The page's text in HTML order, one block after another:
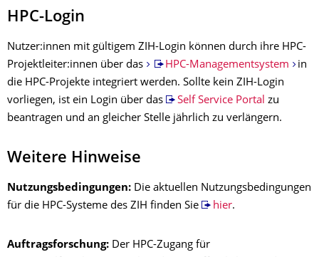
HPC-Login
Nutzer:innen mit gültigem ZIH-Login können durch ihre HPC-
Projektleiter:innen über das
HPC-Managementsystem
in
die HPC-Projekte integriert werden. Sollte kein ZIH-Login
vorliegen, ist ein Login über das
Self Service Portal zu
beantragen und an gleicher Stelle jährlich zu verlängern.
Weitere Hinweise
Nutzungsbedingungen: Die aktuellen Nutzungsbedingungen
für die HPC-Systeme des ZIH finden Sie
hier.
Auftragsforschung: Der HPC-Zugang für